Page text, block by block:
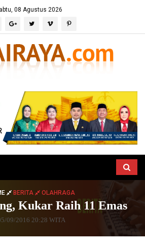
08 Agustus 2026
BERITA OLAHRAGA
Kukar Raih 11 Emas
09/2016 20:28 WITA